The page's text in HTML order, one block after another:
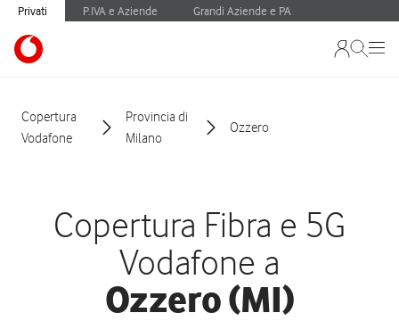
Privati P.IVA e Aziende Grandi Aziende e PA
Copertura
Vodafone
Provincia di
Milano
Ozzero
Copertura Fibra e 5G
Vodafone a
Ozzero (MI)